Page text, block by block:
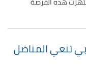
تنعي المناضل